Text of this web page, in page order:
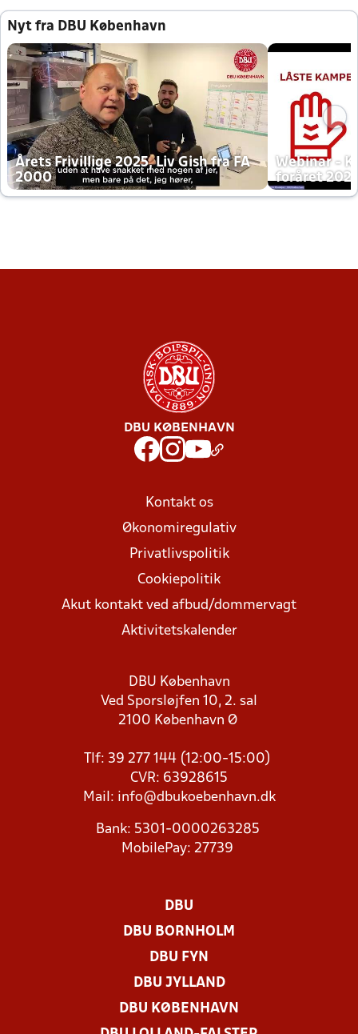
Nyt fra DBU København
Årets Frivillige 2025, Liv Gish fra FA
2000
Webinar -
foråret
DBU KØBENHAVN
Kontakt os
Økonomiregulativ
Privatlivspolitik
Cookiepolitik
Akut kontakt ved afbud/dommervagt
Aktivitetskalender
DBU København
Ved Sporsløjfen 10, 2. sal
2100 København Ø
Tlf: 39 277 144 (12:00-15:00)
CVR: 63928615
Mail: info@dbukoebenhavn.dk
Bank: 5301-0000263285
MobilePay: 27739
DBU
DBU BORNHOLM
DBU FYN
DBU JYLLAND
DBU KØBENHAVN